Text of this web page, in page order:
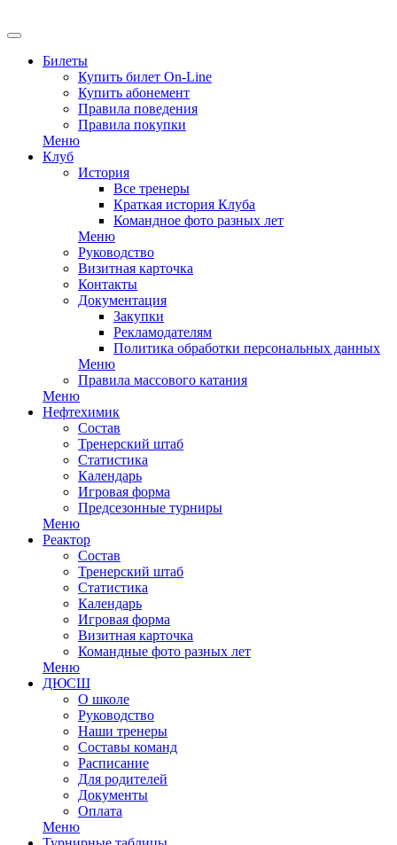
Билеты
Купить билет On-Line
Купить абонемент
Правила поведения
Правила покупки
Меню
Клуб
История
Все тренеры
Краткая история Клуба
Командное фото разных лет
Меню
Руководство
Визитная карточка
Контакты
Документация
Закупки
Рекламодателям
Политика обработки персональных данных
Меню
Правила массового катания
Меню
Нефтехимик
Состав
Тренерский штаб
Статистика
Календарь
Игровая форма
Предсезонные турниры
Меню
Реактор
Состав
Тренерский штаб
Статистика
Календарь
Игровая форма
Визитная карточка
Командные фото разных лет
Меню
ДЮСШ
О школе
Руководство
Наши тренеры
Составы команд
Расписание
Для родителей
Документы
Оплата
Меню